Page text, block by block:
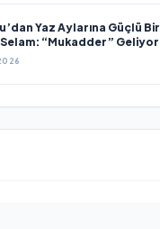
Yaz Aylarına Güçlü Bir
“Mukadder” Geliyor